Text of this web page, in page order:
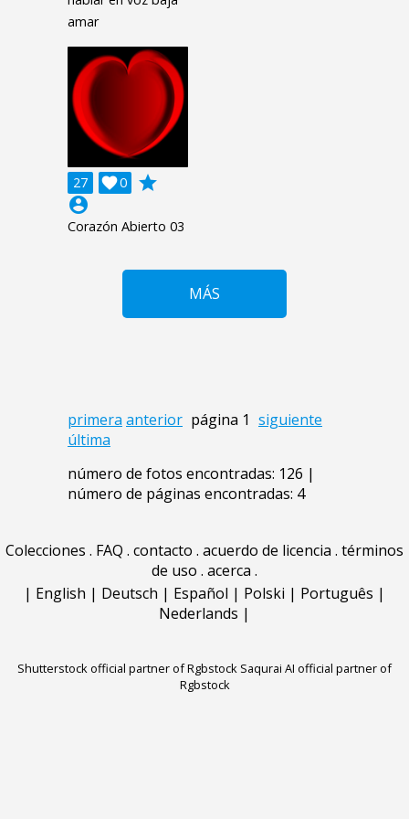
amar
27 0

grade
account_circle
Corazón Abierto 03
MÁS
primera anterior página 1 siguiente
última
número de fotos encontradas: 126 |
número de páginas encontradas: 4
Colecciones . FAQ . contacto . acuerdo de licencia . términos
de uso . acerca .
| English | Deutsch | Español | Polski | Português |
Nederlands |
Shutterstock official partner of Rgbstock Saqurai AI official partner of
Rgbstock